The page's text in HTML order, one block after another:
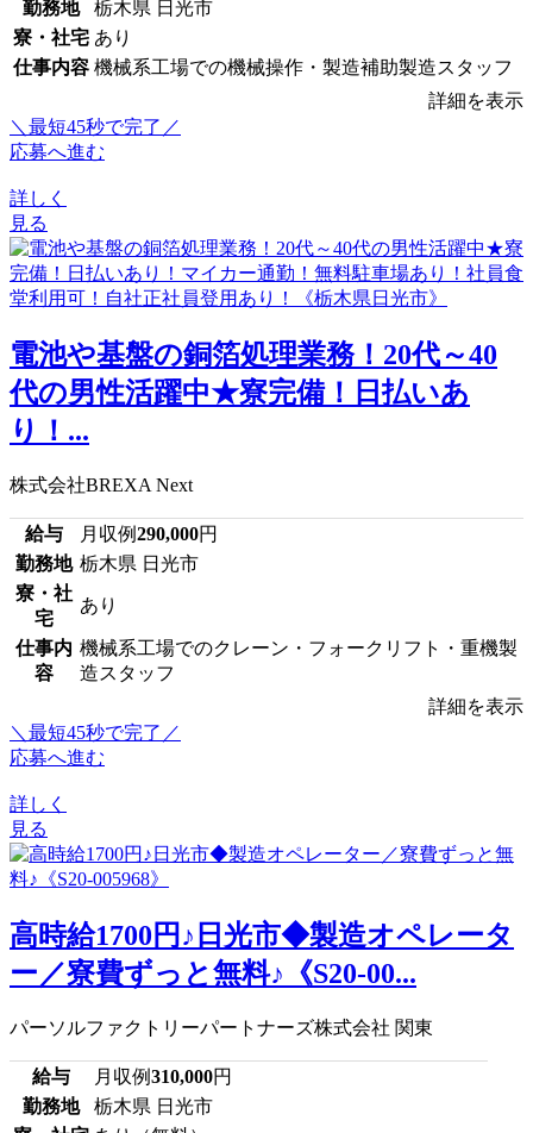
勤務地
栃木県 日光市
寮・社宅 あり
仕事内容 機械系工場での機械操作・製造補助製造スタッフ
詳細を表示
＼最短45秒で完了／
応募へ進む
詳しく
見る
電池や基盤の銅箔処理業務！20代～40
代の男性活躍中★寮完備！日払いあ
り！...
株式会社BREXA Next
給与 月収例290,000円
勤務地 栃木県 日光市
寮・社
宅
あり
仕事内
容
機械系工場でのクレーン・フォークリフト・重機製
造スタッフ
詳細を表示
＼最短45秒で完了／
応募へ進む
詳しく
見る
高時給1700円♪日光市◆製造オペレータ
ー／寮費ずっと無料♪《S20-00...
パーソルファクトリーパートナーズ株式会社 関東
給与 月収例310,000円
勤務地
栃木県 日光市